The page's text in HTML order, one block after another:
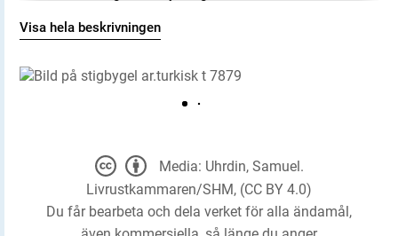
Visa hela beskrivningen
Media: Uhrdin, Samuel.
Livrustkammaren/SHM, (CC BY 4.0)
Du får bearbeta och dela verket för alla ändamål,